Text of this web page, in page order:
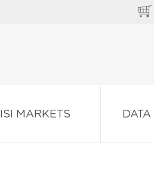
ISI MARKETS